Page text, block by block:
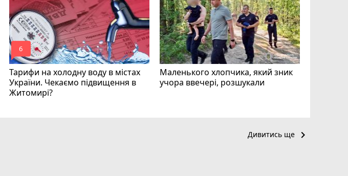
Тарифи на холодну воду в містах
України. Чекаємо підвищення в
Житомирі?
mode_comment
6
Маленького хлопчика, який зник
учора ввечері, розшукали
Дивитись ще keyboard_arrow_right